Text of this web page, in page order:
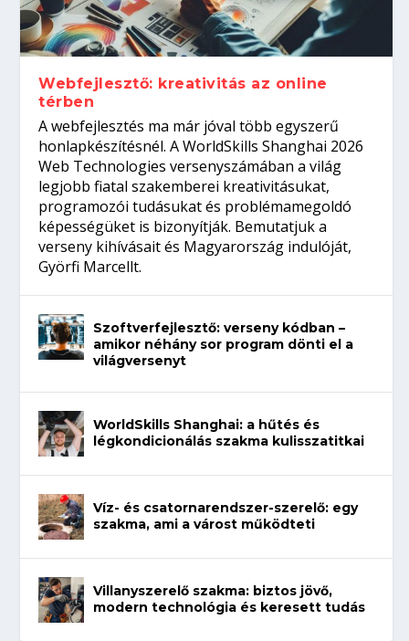
Kitalálod, mire használják ezeket a
gépeket?
Nem sikerült az egyetemi felvételi?
Tanulj szakmát!
Szoftverfejlesztő: verseny kódban –
amikor néhány sor program dönti el a
világversenyt...
Digitális detox – hogyan kapcsolódj ki
telefon nélkül?
Webfejlesztő: kreativitás az online
térben
A webfejlesztés ma már jóval több egyszerű
honlapkészítésnél. A WorldSkills Shanghai 2026
Web Technologies versenyszámában a világ
legjobb fiatal szakemberei kreativitásukat,
programozói tudásukat és problémamegoldó
képességüket is bizonyítják. Bemutatjuk a
verseny kihívásait és Magyarország indulóját,
Györfi Marcellt.
Szoftverfejlesztő: verseny kódban –
amikor néhány sor program dönti el a
világversenyt
WorldSkills Shanghai: a hűtés és
légkondicionálás szakma kulisszatitkai
Víz- és csatornarendszer-szerelő: egy
szakma, ami a várost működteti
Villanyszerelő szakma: biztos jövő,
modern technológia és keresett tudás